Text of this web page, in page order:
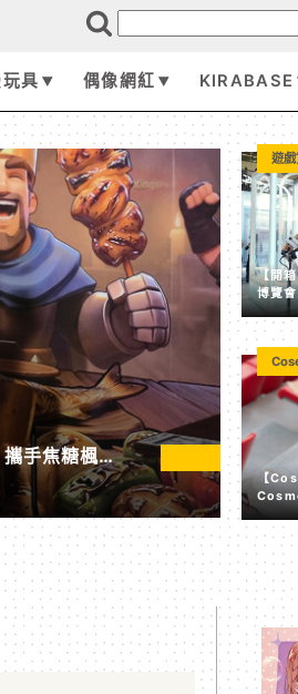
位資訊平台
具 偶像網紅 KIRABASE
手焦糖楓、
手機遊戲
【開
【開
博覽
系統
演
遊
【
候來